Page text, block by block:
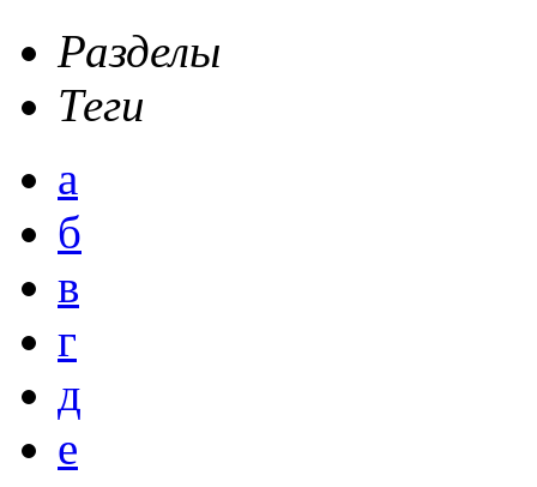
Разделы
Теги
а
б
в
г
д
е